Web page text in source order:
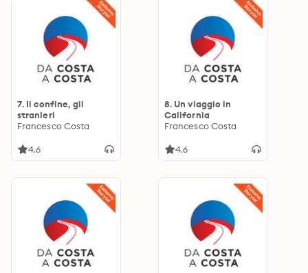
7. Il confine, gli
stranieri
Francesco Costa
4.6
8. Un viaggio in
California
Francesco Costa
4.6